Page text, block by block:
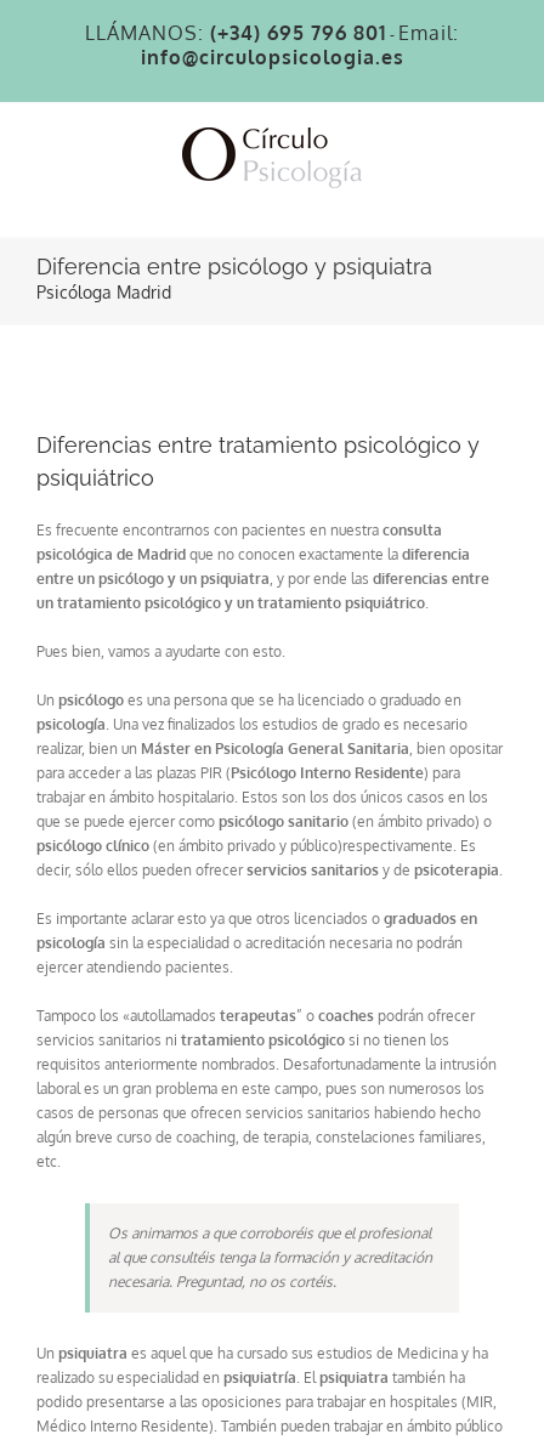
LLÁMANOS: (+34) 695 796 801 - Email:
info@circulopsicologia.es
Diferencia entre psicólogo y psiquiatra
Psicóloga Madrid
Diferencias entre tratamiento psicológico y
psiquiátrico
Es frecuente encontrarnos con pacientes en nuestra consulta
psicológica de Madrid que no conocen exactamente la diferencia
entre un psicólogo y un psiquiatra, y por ende las diferencias entre
un tratamiento psicológico y un tratamiento psiquiátrico.
Pues bien, vamos a ayudarte con esto.
Un psicólogo es una persona que se ha licenciado o graduado en
psicología. Una vez finalizados los estudios de grado es necesario
realizar, bien un Máster en Psicología General Sanitaria, bien opositar
para acceder a las plazas PIR (Psicólogo Interno Residente) para
trabajar en ámbito hospitalario. Estos son los dos únicos casos en los
que se puede ejercer como psicólogo sanitario (en ámbito privado) o
psicólogo clínico (en ámbito privado y público)respectivamente. Es
decir, sólo ellos pueden ofrecerservicios sanitarios y de psicoterapia.
Es importante aclarar esto ya que otros licenciados o graduados en
psicología sin la especialidad o acreditación necesaria no podrán
ejercer atendiendo pacientes.
Tampoco los «autollamados terapeutas” o coaches podrán ofrecer
servicios sanitarios ni tratamiento psicológico si no tienen los
requisitos anteriormente nombrados. Desafortunadamente la intrusión
laboral es un gran problema en este campo, pues son numerosos los
casos de personas que ofrecen servicios sanitarios habiendo hecho
algún breve curso de coaching, de terapia, constelaciones familiares,
etc.
Os animamos a que corroboréis que el profesional
al que consultéis tenga la formación y acreditación
necesaria. Preguntad, no os cortéis.
Un psiquiatra es aquel que ha cursado sus estudios de Medicina y ha
realizado su especialidad en psiquiatría. Elpsiquiatra también ha
podido presentarse a las oposiciones para trabajar en hospitales (MIR,
Médico Interno Residente). También pueden trabajar en ámbito público